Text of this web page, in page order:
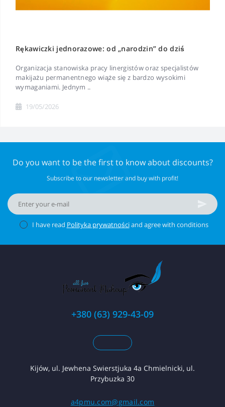
Rękawiczki jednorazowe: od „narodzin” do dziś
Organizacja stanowiska pracy linergistów oraz specjalistów
makijażu permanentnego wiąże się z bardzo wysokimi
wymaganiami. Jednym ..
19/05/2026
Do you want to be the first to know about discounts?
Subscribe to our newsletter and buy with profit!
I have read Polityka prywatnościand agree with conditions
+380 (63) 929-43-09
Kijów, ul. Jewhena Swierstjuka 4a Chmielnicki, ul.
Przybuzka 30
a4pmu.com@gmail.com